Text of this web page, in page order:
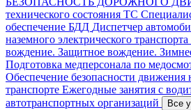
технического состояния ТС
обеспечение БДД Диспетчер
наземного электрического транспорта
вождение. Защитное вождение.
Подготовка медперсонала по
Обеспечение безопасности движения
транспорте Ежегодные занятия с
автотранспортных организаций
Все